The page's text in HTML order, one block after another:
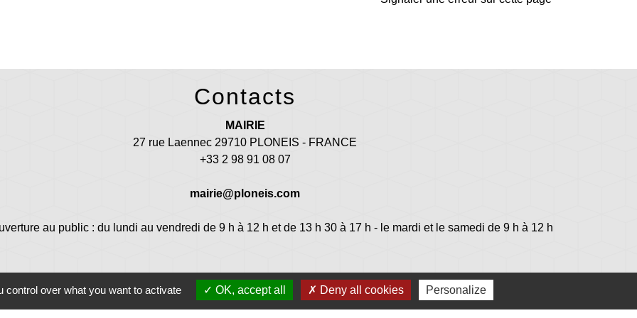
Contacts
MAIRIE
27 rue Laennec 29710 PLONEIS - FRANCE
+33 2 98 91 08 07
mairie@ploneis.com
au public : du lundi au vendredi de 9 h à 12 h et de 13 h 30 à 17 h - le mardi et le samedi de 9 h à 12 h
over what you want to activate OK, accept all Deny all cookies Personalize